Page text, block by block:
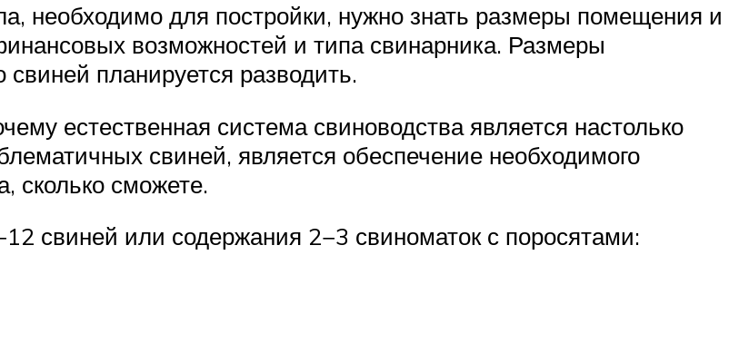
необходимо для постройки, нужно знать размеры помещения и
возможностей и типа свинарника. Размеры
свиней планируется разводить.
естественная система свиноводства является настолько
свиней, является обеспечение необходимого
сколько сможете.
свиней или содержания 2−3 свиноматок с поросятами: